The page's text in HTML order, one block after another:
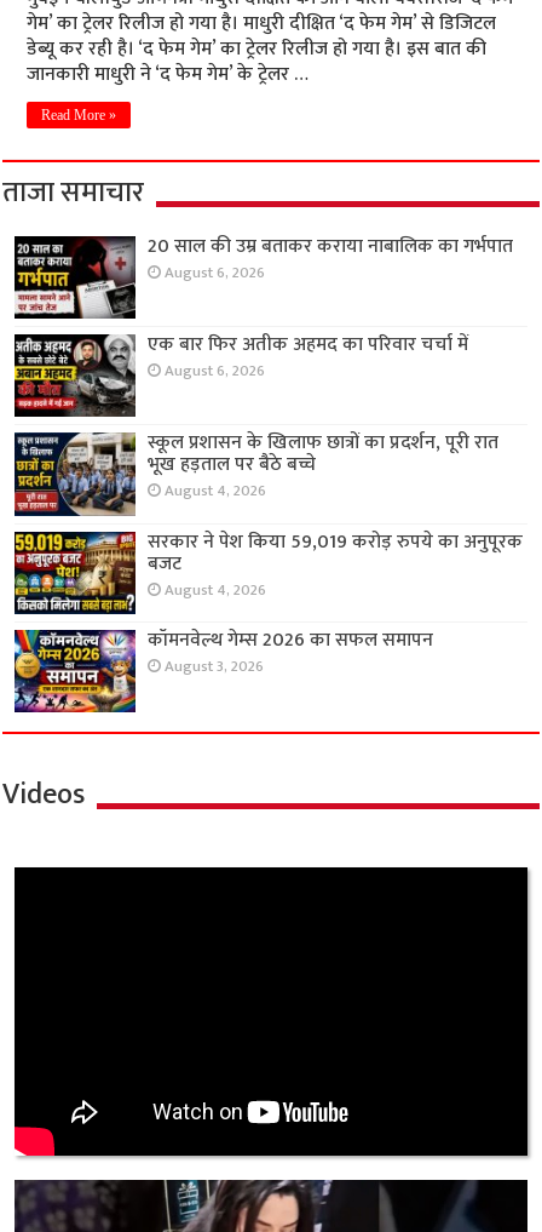
गेम’ का ट्रेलर रिलीज हो गया है। माधुरी दीक्षित ‘द फेम गेम’ से डिजिटल
डेब्यू कर रही है। ‘द फेम गेम’ का ट्रेलर रिलीज हो गया है। इस बात की
जानकारी माधुरी ने ‘द फेम गेम’ के ट्रेलर …
Read More »
ताजा समाचार
20 साल की उम्र बताकर कराया नाबालिक का गर्भपात
August 6, 2026
एक बार फिर अतीक अहमद का परिवार चर्चा में
August 6, 2026
स्कूल प्रशासन के खिलाफ छात्रों का प्रदर्शन, पूरी रात
भूख हड़ताल पर बैठे बच्चे
August 4, 2026
सरकार ने पेश किया 59,019 करोड़ रुपये का अनुपूरक
बजट
August 4, 2026
कॉमनवेल्थ गेम्स 2026 का सफल समापन
August 3, 2026
Videos